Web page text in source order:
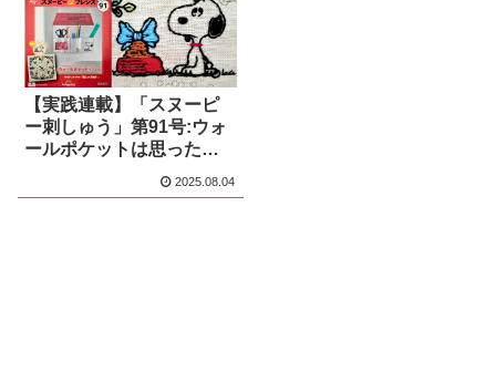
【実践連載】「スヌーピ
ー刺しゅう」第91号:ウォ
ールポケットは思ったよ
2025.08.04